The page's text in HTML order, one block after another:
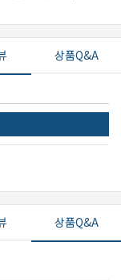
상품Q&A
상품Q&A